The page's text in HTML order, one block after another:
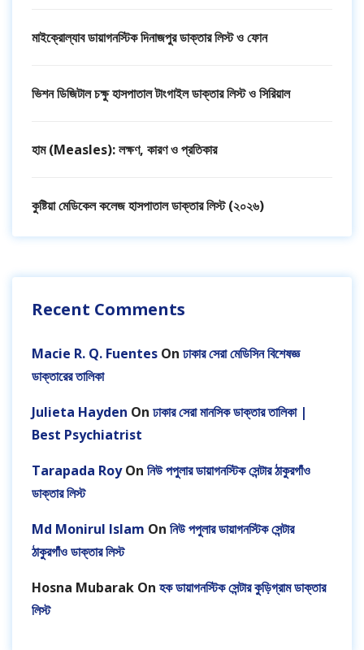
মাইক্রোল্যাব ডায়াগনস্টিক দিনাজপুর ডাক্তার লিস্ট ও ফোন
ভিশন ডিজিটাল চক্ষু হাসপাতাল টাংগাইল ডাক্তার লিস্ট ও সিরিয়াল
হাম (Measles): লক্ষণ, কারণ ও প্রতিকার
কুষ্টিয়া মেডিকেল কলেজ হাসপাতাল ডাক্তার লিস্ট (২০২৬)
Recent Comments
Macie R. Q. Fuentes On ঢাকার সেরা মেডিসিন বিশেষজ্ঞ
ডাক্তারের তালিকা
Julieta Hayden On ঢাকার সেরা মানসিক ডাক্তার তালিকা |
Best Psychiatrist
Tarapada RoyOn নিউ পপুলার ডায়াগনস্টিক সেন্টার ঠাকুরগাঁও
ডাক্তার লিস্ট
Md Monirul Islam On নিউ পপুলার ডায়াগনস্টিক সেন্টার
ঠাকুরগাঁও ডাক্তার লিস্ট
Hosna Mubarak On হক ডায়াগনস্টিক সেন্টার কুড়িগ্রাম ডাক্তার
লিস্ট